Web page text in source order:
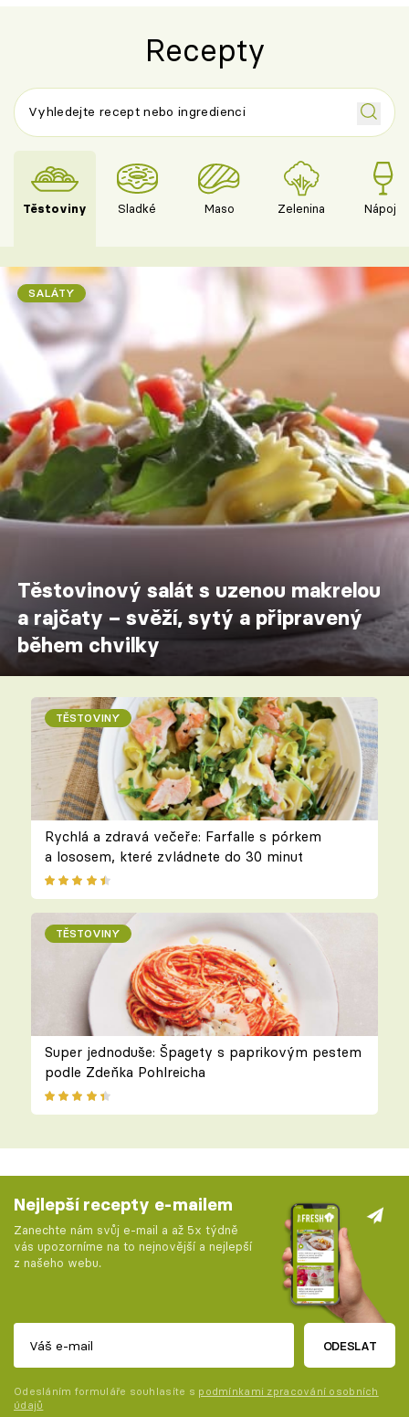
Recepty
Těstoviny Sladké Maso Zelenina Nápoje
SALÁTY
Těstovinový salát s uzenou makrelou
a rajčaty – svěží, sytý a připravený
během chvilky
TĚSTOVINY
Rychlá a zdravá večeře: Farfalle s pórkem
a lososem, které zvládnete do 30 minut
TĚSTOVINY
Super jednoduše: Špagety s paprikovým pestem
podle Zdeňka Pohlreicha
Nejlepší recepty e-mailem
Zanechte nám svůj e-mail a až 5x týdně
vás upozorníme na to nejnovější a nejlepší
z našeho webu.
ODESLAT
Odesláním formuláře souhlasíte s podmínkami zpracování osobních
údajů